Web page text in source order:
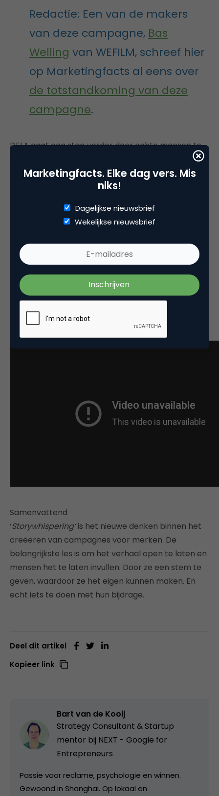
Redactie: Een van de makers
van deze campagne, Bas
Welling van WEFILM, schreef hier
op Marketingfacts al eens over
de totstandkoming van deze
campagne.
DELA gaat een stap verder door echte mensen te
boodschap. Zo geeft DELA haar consumenten de
kans hun gedachtegoed te omarmen en zelf te
TV-commercials, maar ook via krantadvertenties
met alleen het woord ‘Lieve’ kreeg het publiek de
mogelijkheid zelf mooie woorden te delen. Via de
website en sociale kanalen werd hetzelfde principe
in een outdoor campagne. Dit zorgt niet alleen voor
een hoge likeabilty, maar ook oprechte beloning en
verbondenheid. Dit maakt
zo’n krachtig instrument.
Samenvattend
‘Storywhispering’is het nieuwe denken binnen het
creëeren van campagnes voor merken. De
belangrijkste les is om het verhaal open te laten en
mensen het te laten invullen. Door ze een stem te
geven, waardoor ze het eigen kunnen maken. En
echt iets te doen met hun bijdrage.
Deel dit artikel
Kopieer link
Bart van de Kooij
Strategy Consultant & Startup
mentor bij NEXT - Google for
Entrepreneurs
Passie voor reclame, psychologie en winnen.
Gewoond in Shanghai. Op lokaal en
Marketingfacts. Elke dag vers. Mis
niks!
Dagelijkse nieuwsbrief
Wekelijkse nieuwsbrief